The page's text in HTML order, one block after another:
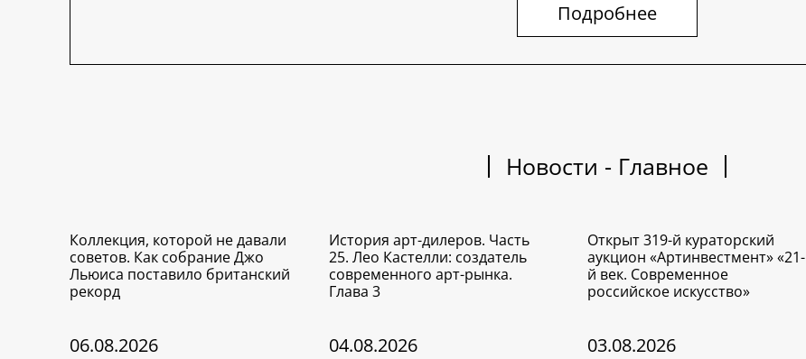
Подробнее
Новости - Главное
Коллекция, которой не давали
советов. Как собрание Джо
Льюиса поставило британский
рекорд
06.08.2026
История арт-дилеров. Часть
25. Лео Кастелли: создатель
современного арт-рынка.
Глава 3
04.08.2026
Открыт 319-й кураторский
аукцион «Артинвестмент» «21-
й век. Современное
российское искусство»
03.08.2026